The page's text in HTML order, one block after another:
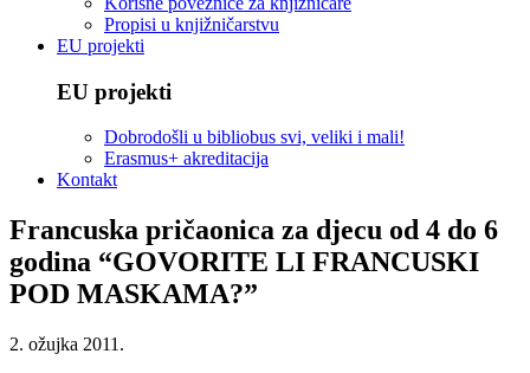
Propisi u knjižničarstvu
EU projekti
EU projekti
Dobrodošli u bibliobus svi, veliki i mali!
Erasmus+ akreditacija
Kontakt
Francuska pričaonica za djecu od 4 do 6
godina “GOVORITE LI FRANCUSKI
POD MASKAMA?”
2. ožujka 2011.